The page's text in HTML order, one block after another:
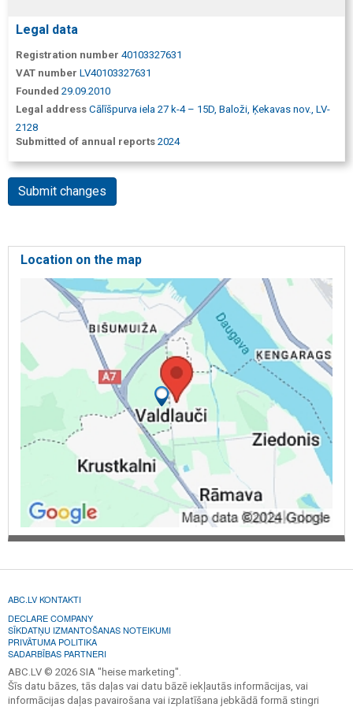
Legal data
Registration number 40103327631
VAT number LV40103327631
Founded 29.09.2010
Legal address Cālīšpurva iela 27 k-4 – 15D, Baloži, Ķekavas nov., LV-
2128
Submitted of annual reports 2024
Submit changes
Location on the map
ABC.LV KONTAKTI
DECLARE COMPANY
SĪKDATŅU IZMANTOŠANAS NOTEIKUMI
PRIVĀTUMA POLITIKA
SADARBĪBAS PARTNERI
ABC.LV © 2026 SIA "heise marketing".
Šīs datu bāzes, tās daļas vai datu bāzē iekļautās informācijas, vai
informācijas daļas pavairošana vai izplatīšana jebkādā formā stingri